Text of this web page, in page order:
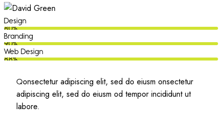
Design
80%
Branding
90%
Web Design
88%
Qonsectetur adipiscing elit, sed do eiusm onsectetur
adipiscing elit, sed do eiusm od tempor incididunt ut
labore.